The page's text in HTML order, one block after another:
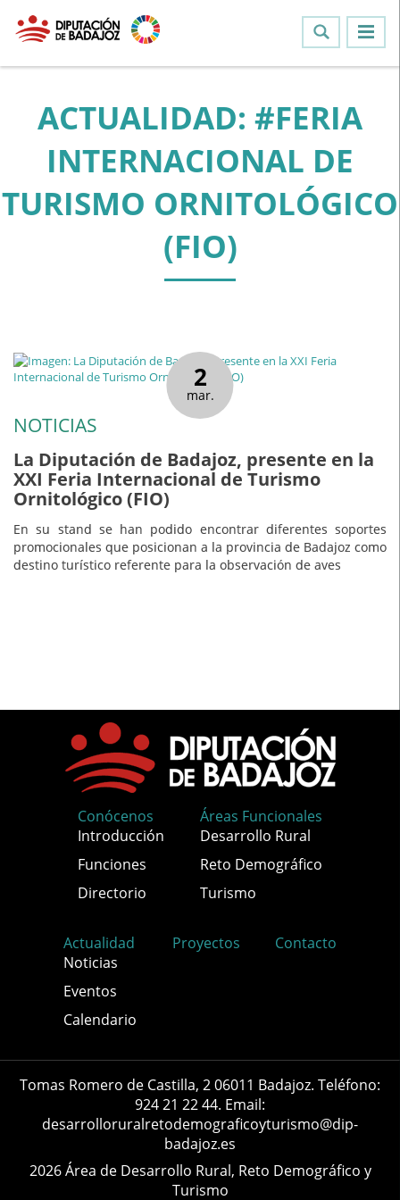
ACTUALIDAD: #FERIA
INTERNACIONAL DE
TURISMO ORNITOLÓGICO
(FIO)
2
mar.
NOTICIAS
La Diputación de Badajoz, presente en la
XXI Feria Internacional de Turismo
Ornitológico (FIO)
En su stand se han podido encontrar diferentes soportes
promocionales que posicionan a la provincia de Badajoz como
destino turístico referente para la observación de aves
Conócenos
Introducción
Funciones
Directorio
Áreas Funcionales
Desarrollo Rural
Reto Demográfico
Turismo
Actualidad
Noticias
Eventos
Calendario
Proyectos Contacto
Tomas Romero de Castilla, 2 06011 Badajoz. Teléfono:
924 21 22 44. Email:
desarrolloruralretodemograficoyturismo@dip-
badajoz.es
2026 Área de Desarrollo Rural, Reto Demográfico y
Turismo